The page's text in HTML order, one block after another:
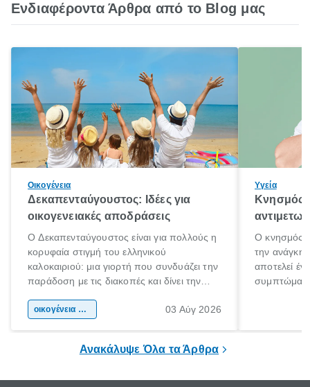
Ενδιαφέροντα Άρθρα από το Blog μας
Οικογένεια
Δεκαπενταύγουστος: Ιδέες για
οικογενειακές αποδράσεις
Ο Δεκαπενταύγουστος είναι για πολλούς η
κορυφαία στιγμή του ελληνικού
καλοκαιριού: μια γιορτή που συνδυάζει την
παράδοση με τις διακοπές και δίνει την
χώρας. Είτε πρόκειται για λίγες μέρες
οικογένεια & παιδί 03 Αύγ 2026
Υγεία
Κνησμός:
Ο κνησμός
την ανάγκη
αποτελεί
Ανακάλυψε Όλα τα Άρθρα